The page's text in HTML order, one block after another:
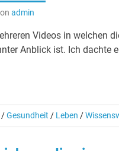
admin
Videos in welchen
Anblick ist. Ich dachte
/Gesundheit / Leben /